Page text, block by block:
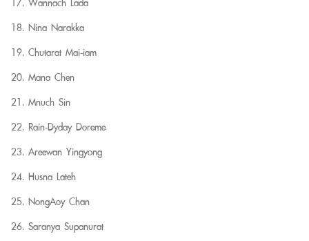
Nina Narakka
Chutarat Mai-iam
Mana Chen
Mnuch Sin
Rain-Dyday Doreme
Areewan Yingyong
Husna Lateh
NongAoy Chan
Saranya Supanurat